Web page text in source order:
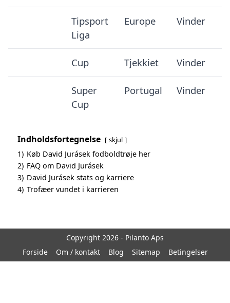
Tipsport
Liga
Europe Vinder
Cup Tjekkiet Vinder
Super
Cup
Portugal Vinder
Indholdsfortegnelse skjul
1) Køb David Jurásek fodboldtrøje her
2) FAQ om David Jurásek
3) David Jurásek stats og karriere
4) Trofæer vundet i karrieren
Copyright 2026 - Pilanto Aps
Forside
Om / kontakt Blog Sitemap Betingelser